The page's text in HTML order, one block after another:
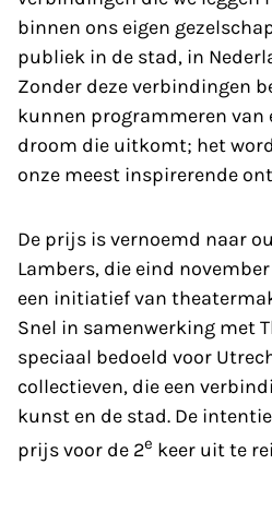
binnen ons eigen
publiek in de stad, in
Zonder deze verbindingen
kunnen programmeren van
droom die uitkomt; het
onze meest inspirerende
De prijs is vernoemd naar
Lambers, die eind
een initiatief van
Snel in samenwerking met
speciaal bedoeld voor
collectieven, die een
kunst en de stad. De
prijs voor de 2e keer uit te